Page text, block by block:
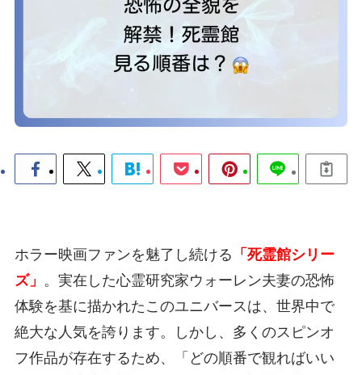
ホラー映画ファンを魅了し続ける 「死霊館シリー
ズ」 。実在した心霊研究家ウォーレン夫妻の恐怖
体験を基に描かれたこのユニバースは、世界中で
絶大な人気を誇ります。しかし、多くのスピンオ
フ作品が存在するため、「どの順番で観ればいい